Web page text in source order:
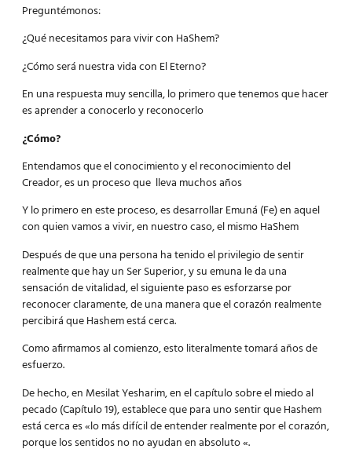
Preguntémonos:
¿Qué necesitamos para vivir con HaShem?
¿Cómo será nuestra vida con El Eterno?
En una respuesta muy sencilla, lo primero que tenemos que hacer
es aprender a conocerlo y reconocerlo
¿Cómo?
Entendamos que el conocimiento y el reconocimiento del
Creador, es un proceso que lleva muchos años
Y lo primero en este proceso, es desarrollar Emuná (Fe) en aquel
con quien vamos a vivir, en nuestro caso, el mismo HaShem
Después de que una persona ha tenido el privilegio de sentir
realmente que hay un Ser Superior, y su emuna le da una
sensación de vitalidad, el siguiente paso es esforzarse por
reconocer claramente, de una manera que el corazón realmente
percibirá que Hashem está cerca.
Como afirmamos al comienzo, esto literalmente tomará años de
esfuerzo.
De hecho, en Mesilat Yesharim, en el capítulo sobre el miedo al
pecado (Capítulo 19), establece que para uno sentir que Hashem
está cerca es «lo más difícil de entender realmente por el corazón,
porque los sentidos no no ayudan en absoluto «.